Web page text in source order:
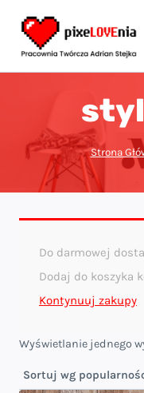
Strona
Do darmowej
Dodaj do koszyka
Kontynuuj zakupy
Wyświetlanie jednego